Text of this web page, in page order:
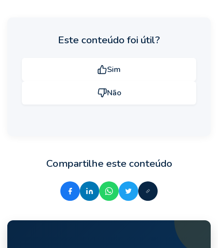
Este conteúdo foi útil?
Sim
Não
Compartilhe este conteúdo